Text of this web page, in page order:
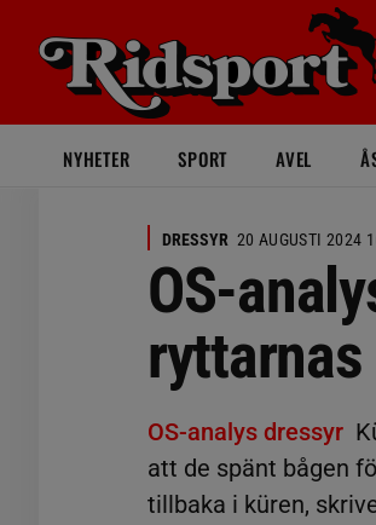
NYHETER SPORT AVEL
DRESSYR 20 AUGUSTI 2024
OS-
OS-analys dressyr
att de spänt bågen
tillbaka i küren,